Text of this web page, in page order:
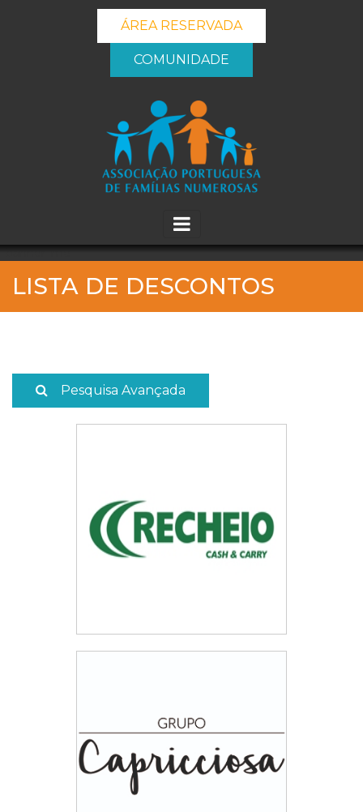
ÁREA RESERVADA
COMUNIDADE
_banner_me_
LISTA DE DESCONTOS
Pesquisa Avançada